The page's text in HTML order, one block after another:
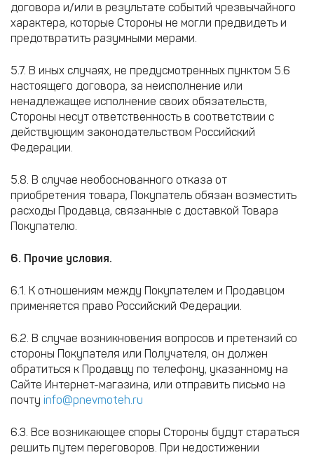
договора и/или в результате событий чрезвычайного
характера, которые Стороны не могли предвидеть и
предотвратить разумными мерами.
5.7. В иных случаях, не предусмотренных пунктом 5.6
настоящего договора, за неисполнение или
ненадлежащее исполнение своих обязательств,
Стороны несут ответственность в соответствии с
действующим законодательством Российский
Федерации.
5.8. В случае необоснованного отказа от
приобретения товара, Покупатель обязан возместить
расходы Продавца, связанные с доставкой Товара
Покупателю.
6. Прочие условия.
6.1. К отношениям между Покупателем и Продавцом
применяется право Российский Федерации.
6.2. В случае возникновения вопросов и претензий со
стороны Покупателя или Получателя, он должен
обратиться к Продавцу по телефону, указанному на
Сайте Интернет-магазина, или отправить письмо на
почту info@pnevmoteh.ru
6.3. Все возникающее споры Стороны будут стараться
решить путем переговоров. При недостижении